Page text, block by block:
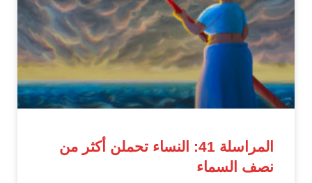
المراسلة 41: النساء تحملن أكثر من
نصف السماء